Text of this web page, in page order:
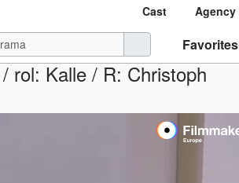
Cast Agency
Favorites
rol: Kalle / R: Christoph